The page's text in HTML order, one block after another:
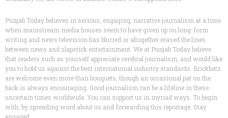
Punjab Today believes in serious, engaging, narrative journalism at a time
when mainstream media houses seem to have given up on long-form
writing and news television has blurred or altogether erased the lines
between news and slapstick entertainment. We at Punjab Today believe
that readers such as yourself appreciate cerebral journalism, and would like
you to hold us against the best international industry standards. Brickbats
are welcome even more than bouquets, though an occasional pat on the
back is always encouraging. Good journalism can be a lifeline in these
uncertain times worldwide. You can support us in myriad ways. To begin
with, by spreading word about us and forwarding this reportage. Stay